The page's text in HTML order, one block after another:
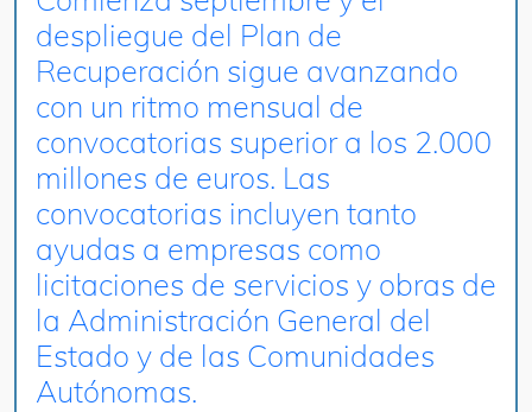
despliegue del Plan de
Recuperación sigue avanzando
con un ritmo mensual de
convocatorias superior a los 2.000
millones de euros. Las
convocatorias incluyen tanto
ayudas a empresas como
licitaciones de servicios y obras de
la Administración General del
Estado y de las Comunidades
Autónomas.